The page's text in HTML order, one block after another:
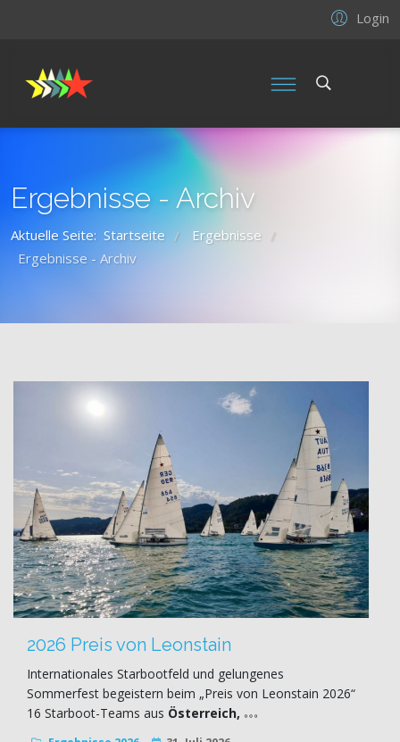
Login
Ergebnisse - Archiv
Aktuelle Seite: Startseite / Ergebnisse
Ergebnisse - Archiv
2026 Preis von Leonstain
Internationales Starbootfeld und gelungenes
Sommerfest begeistern beim „Preis von Leonstain 2026“
16 Starboot-Teams aus Österreich,